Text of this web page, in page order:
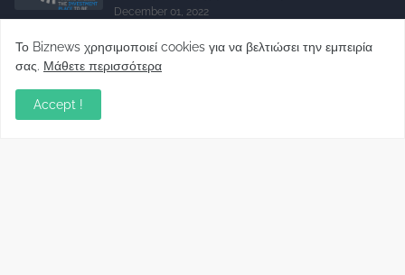
December 01, 2022
Φορείς: Αθέτηση της δέσμευσης της
Κυβέρνησης για το άδικο για καταναλωτές
Το Biznews χρησιμοποιεί cookies για να βελτιώσει την εμπειρία
σας. Μάθετε περισσότερα
Accept !